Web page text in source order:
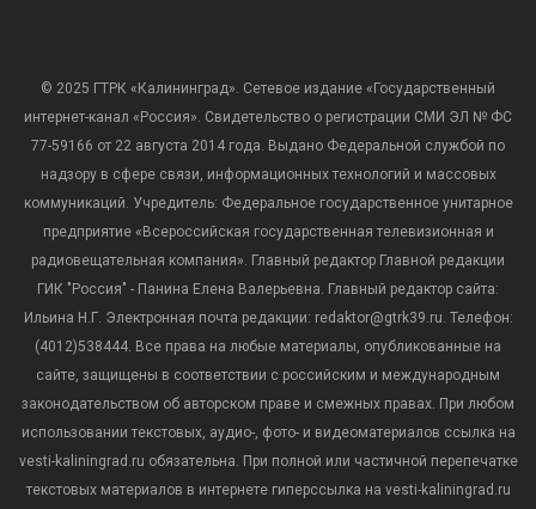
© 2025 ГТРК «Калининград». Сетевое издание «Государственный
интернет-канал «Россия». Свидетельство о регистрации СМИ ЭЛ № ФС
77-59166 от 22 августа 2014 года. Выдано Федеральной службой по
надзору в сфере связи, информационных технологий и массовых
коммуникаций. Учредитель: Федеральное государственное унитарное
предприятие «Всероссийская государственная телевизионная и
радиовещательная компания». Главный редактор Главной редакции
ГИК "Россия" - Панина Елена Валерьевна. Главный редактор сайта:
Ильина Н.Г. Электронная почта редакции: redaktor@gtrk39.ru. Телефон:
(4012)538444. Все права на любые материалы, опубликованные на
сайте, защищены в соответствии с российским и международным
законодательством об авторском праве и смежных правах. При любом
использовании текстовых, аудио-, фото- и видеоматериалов ссылка на
vesti-kaliningrad.ru обязательна. При полной или частичной перепечатке
текстовых материалов в интернете гиперссылка на vesti-kaliningrad.ru